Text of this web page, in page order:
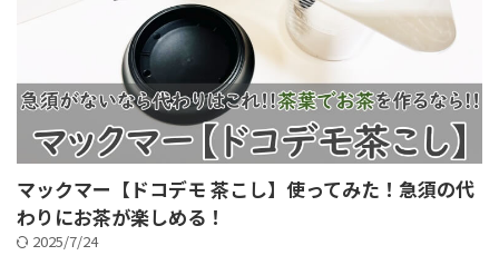
マックマー【ドコデモ 茶こし】使ってみた！急須の代
わりにお茶が楽しめる！
2025/7/24